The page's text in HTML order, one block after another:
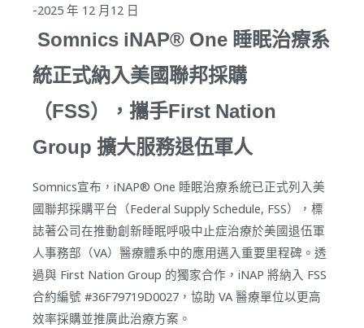
-2025 年 12 月12 日
Somnics iNAP® One 睡眠治療系
統正式納入美國聯邦採購
（FSS），攜手First Nation
Group 擴大服務退伍軍人
Somnics宣布，iNAP® One 睡眠治療系統已正式列入美
國聯邦採購平台（Federal Supply Schedule, FSS），標
誌著公司在推動創新睡眠呼吸中止症治療於美國退伍軍
人事務部（VA）醫療體系中的應用邁入重要里程碑。透
過與 First Nation Group 的獨家合作，iNAP 將納入 FSS
合約編號 #36F79719D0027，協助 VA 醫療單位以更高
效率採購並推廣此治療方案。